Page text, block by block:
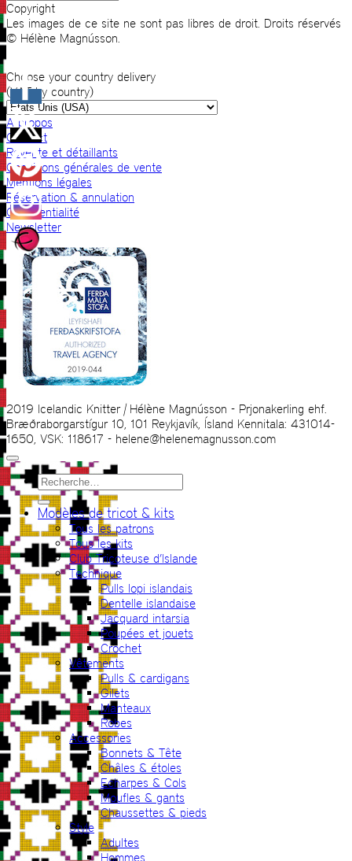
Copyright
Les images de ce site ne sont pas libres de droit. Droits réservés
© Hélène Magnússon.
Choose your country delivery
(VAT by country)
A propos
Contact
Revente et détaillants
Conditions générales de vente
Mentions légales
Réservation & annulation
Confidentialité
Newsletter
2019 Icelandic Knitter | Hélène Magnússon - Prjonakerling ehf.
Bræðraborgarstígur 10, 101 Reykjavík, Ísland Kennitala: 431014-
1650, VSK: 118617 - helene@helenemagnusson.com
Recherche
pour :
Modèles de tricot & kits
Tous les patrons
Tous les kits
Club Tricoteuse d’Islande
Technique
Pulls lopi islandais
Dentelle islandaise
Jacquard intarsia
Poupées et jouets
Crochet
Vêtements
Pulls & cardigans
Gilets
Manteaux
Robes
Accessories
Bonnets & Tête
Châles & étoles
Echarpes & Cols
Moufles & gants
Chaussettes & pieds
Style
Adultes
Hommes